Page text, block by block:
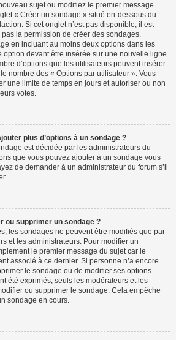
sujet ou modifiez le premier message
« Créer un sondage » situé en-dessous du
Si cet onglet n’est pas disponible, il est
la permission de créer des sondages.
en incluant au moins deux options dans les
option devant être insérée sur une nouvelle ligne.
d’options que les utilisateurs peuvent insérer
nombre des « Options par utilisateur ». Vous
une limite de temps en jours et autoriser ou non
votes.
plus d’options à un sondage ?
est décidée par les administrateurs du
que vous pouvez ajouter à un sondage vous
de demander à un administrateur du forum s’il
ou supprimer un sondage ?
les sondages ne peuvent être modifiés que par
et les administrateurs. Pour modifier un
le premier message du sujet car le
associé à ce dernier. Si personne n’a encore
le sondage ou de modifier ses options.
été exprimés, seuls les modérateurs et les
ou supprimer le sondage. Cela empêche
sondage en cours.